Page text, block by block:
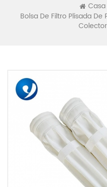
Casa
Bolsa De Filtro Plisada De